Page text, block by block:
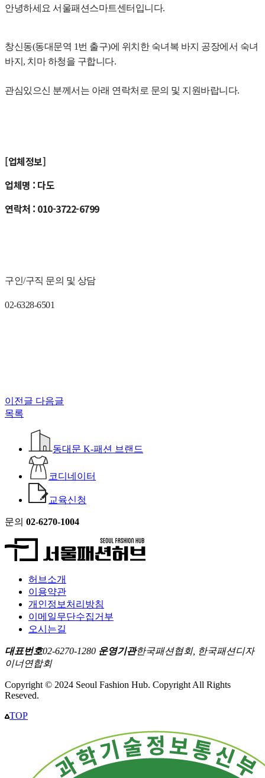
안녕하세요 서울패션스마트센터입니다.
창신동(동대문역 1번 출구)에 위치한 숙녀복 바지 공장에서 숙녀
바지, 치마 하청을 구합니다.
관심있으신 분께서는 아래 연락처로 문의 및 지원바랍니다.
[업체정보]
업체명 : 다도
연락처 : 010-3722-6799
구인/구직 문의 및 상담
02-6328-6501
이전글 다음글
목록
동대문 K-패션 브랜드
코디네이터
교육신청
문의 02-6270-1004
허브소개
이용약관
개인정보처리방침
이메일무단수집거부
오시는길
대표번호02-6270-1280 운영기관한국패션협회, 한국패션디자
이너연합회
Copyright © 2024 Seoul Fashion Hub. Copyright All Rights
Reseved.
TOP